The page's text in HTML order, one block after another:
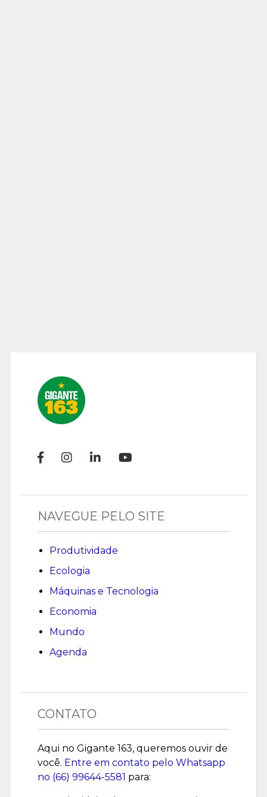
NAVEGUE PELO SITE
Produtividade
Ecologia
Máquinas e Tecnologia
Economia
Mundo
Agenda
CONTATO
Aqui no Gigante 163, queremos ouvir de
você. Entre em contato pelo Whatsapp
no (66) 99644-5581 para: